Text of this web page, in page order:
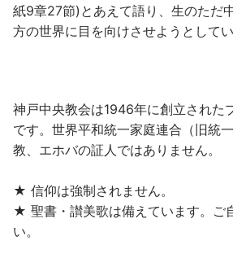
紙9章27節)とあえて語り、生のただ
方の世界に目を向けさせようとしてい
神戸中央教会は1946年に創立された
です。世界平和統一家庭連合（旧統
教、エホバの証人ではありません。
★ 信仰は強制されません。
★ 聖書・讃美歌は備えています。ご
い。